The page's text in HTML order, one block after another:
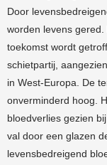
Door
worden levens
toekomst wordt
schietpartij,
in West-Europa. De
onverminderd hoog.
bloedverlies gezien
val door een glazen
levensbedreigend